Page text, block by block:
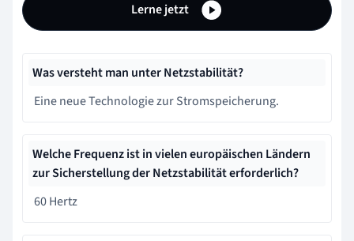
Lerne jetzt
Was versteht man unter Netzstabilität?
Eine neue Technologie zur Stromspeicherung.
Welche Frequenz ist in vielen europäischen Ländern
zur Sicherstellung der Netzstabilität erforderlich?
60 Hertz